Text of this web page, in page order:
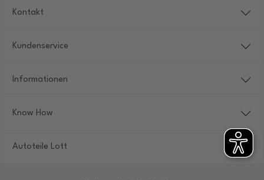
Kontakt
Kundenservice
Informationen
Know How
Autoteile Lott